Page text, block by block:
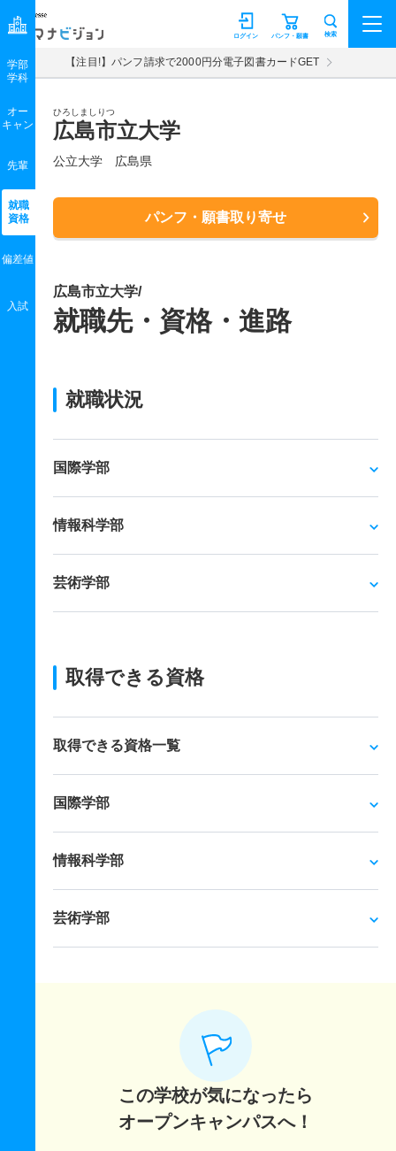
マナビジョン パンフ・願書
ログイン 検索
【注目!】パンフ請求で2000円分電子図書カードGET
ひろしましりつ
広島市立大学
公立大学 広島県
パンフ・願書取り寄せ
学部
学科
オー
キャン
先輩
就職
資格
偏差値
入試
広島市立大学/
就職先・資格・進路
就職状況
国際学部
情報科学部
芸術学部
取得できる資格
取得できる資格一覧
国際学部
情報科学部
芸術学部
この学校が気になったら
オープンキャンパスへ！